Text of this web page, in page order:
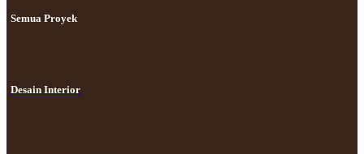
Semua Proyek
Desain Interior